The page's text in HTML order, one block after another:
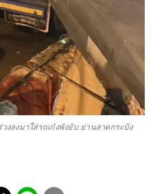
ลงมาใส่รถเก๋งพังยับ ย่านลาดกระบัง